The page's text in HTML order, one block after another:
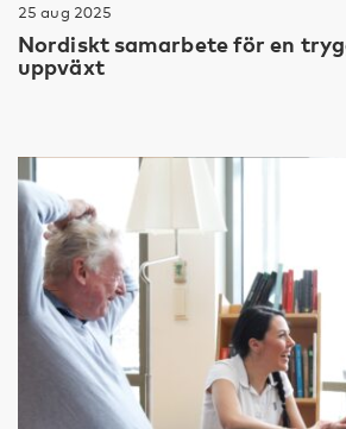
25 aug 2025
Nordiskt samarbete för en
uppväxt